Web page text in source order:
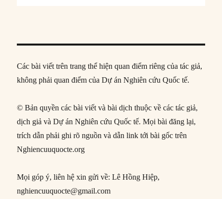
Các bài viết trên trang thể hiện quan điểm riêng của tác giả,
không phải quan điểm của Dự án Nghiên cứu Quốc tế.
© Bản quyền các bài viết và bài dịch thuộc về các tác giả,
dịch giả và Dự án Nghiên cứu Quốc tế. Mọi bài đăng lại,
trích dẫn phải ghi rõ nguồn và dẫn link tới bài gốc trên
Nghiencuuquocte.org
Mọi góp ý, liên hệ xin gửi về: Lê Hồng Hiệp,
nghiencuuquocte@gmail.com